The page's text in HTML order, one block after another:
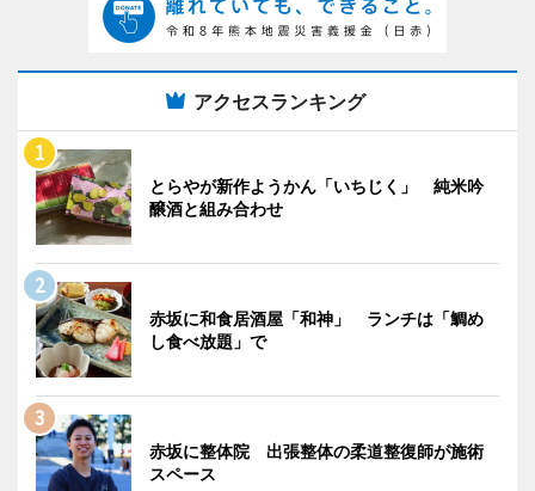
アクセスランキング
とらやが新作ようかん「いちじく」 純米吟
醸酒と組み合わせ
赤坂に和食居酒屋「和神」 ランチは「鯛め
し食べ放題」で
赤坂に整体院 出張整体の柔道整復師が施術
スペース